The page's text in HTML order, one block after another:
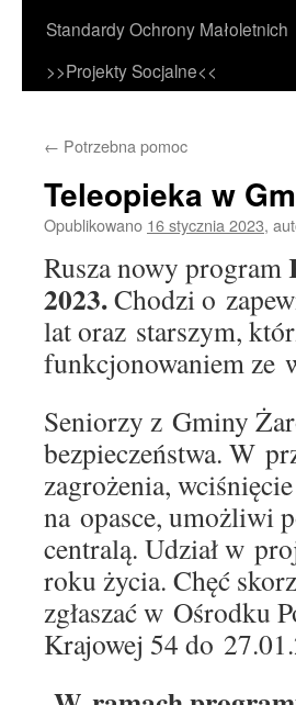
treści
Standardy Ochrony Małoletnich
>>Projekty Socjalne<<
← Potrzebna pomoc
Teleopieka w
Opublikowano 16 stycznia 2023,
Rusza nowy program
2023.Chodzi o
lat oraz starszym,
funkcjonowaniem ze
Seniorzy z Gminy
bezpieczeństwa. W
zagrożenia,
na opasce, umożliwi
centralą. Udział w
roku życia. Chęć
zgłaszać w Ośrodku
Krajowej 54 do